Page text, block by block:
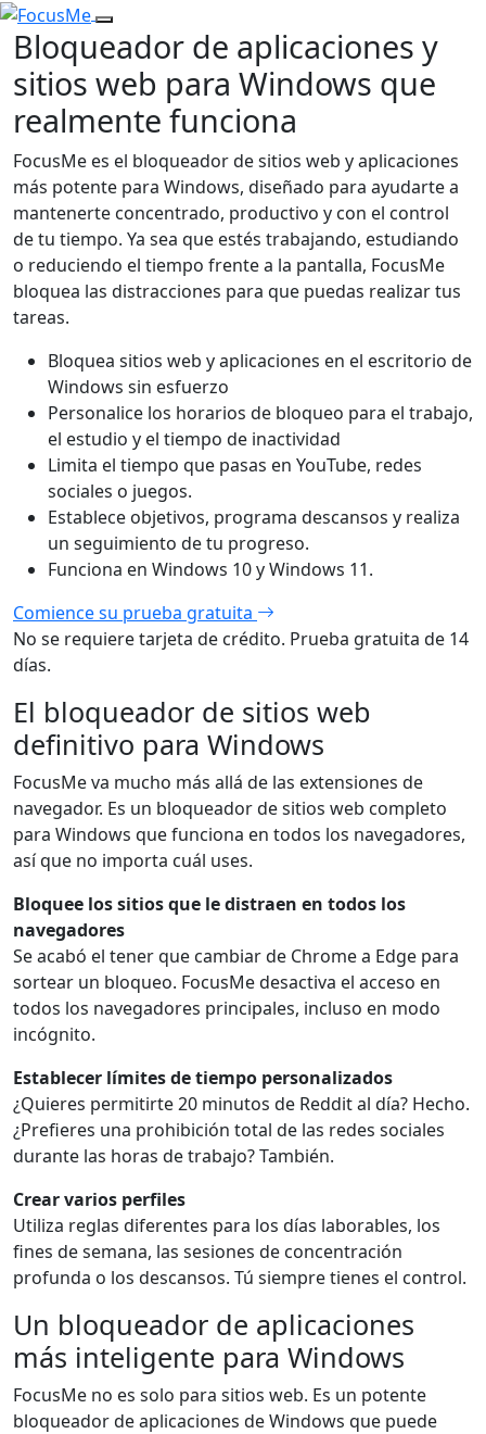
Bloqueador de aplicaciones y
sitios web para Windows que
realmente funciona
FocusMe es el bloqueador de sitios web y aplicaciones
más potente para Windows, diseñado para ayudarte a
mantenerte concentrado, productivo y con el control
de tu tiempo. Ya sea que estés trabajando, estudiando
o reduciendo el tiempo frente a la pantalla, FocusMe
bloquea las distracciones para que puedas realizar tus
tareas.
Bloquea sitios web y aplicaciones en el escritorio de
Windows sin esfuerzo
Personalice los horarios de bloqueo para el trabajo,
el estudio y el tiempo de inactividad
Limita el tiempo que pasas en YouTube, redes
sociales o juegos.
Establece objetivos, programa descansos y realiza
un seguimiento de tu progreso.
Funciona en Windows 10 y Windows 11.
Comience su prueba gratuita
No se requiere tarjeta de crédito. Prueba gratuita de 14
días.
El bloqueador de sitios web
definitivo para Windows
FocusMe va mucho más allá de las extensiones de
navegador. Es un bloqueador de sitios web completo
para Windows que funciona en todos los navegadores,
así que no importa cuál uses.
Bloquee los sitios que le distraen en todos los
navegadores
Se acabó el tener que cambiar de Chrome a Edge para
sortear un bloqueo. FocusMe desactiva el acceso en
todos los navegadores principales, incluso en modo
incógnito.
Establecer límites de tiempo personalizados
¿Quieres permitirte 20 minutos de Reddit al día? Hecho.
¿Prefieres una prohibición total de las redes sociales
durante las horas de trabajo? También.
Crear varios perfiles
Utiliza reglas diferentes para los días laborables, los
fines de semana, las sesiones de concentración
profunda o los descansos. Tú siempre tienes el control.
Un bloqueador de aplicaciones
más inteligente para Windows
FocusMe no es solo para sitios web. Es un potente
bloqueador de aplicaciones de Windows que puede